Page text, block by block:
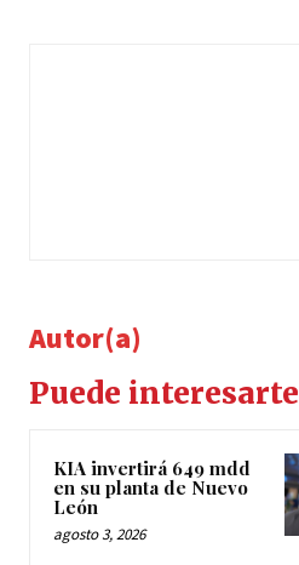
Autor(a)
Puede interesarte
KIA invertirá 649 mdd
en su planta de Nuevo
León
agosto 3, 2026